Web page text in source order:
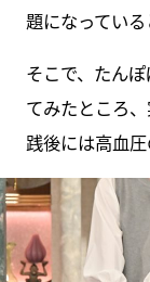
題になっている
そこで、たん
てみたところ
践後には高血